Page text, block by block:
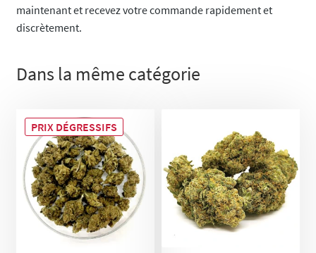
maintenant et recevez votre commande rapidement et
discrètement.
Dans la même catégorie
PRIX DÉGRESSIFS